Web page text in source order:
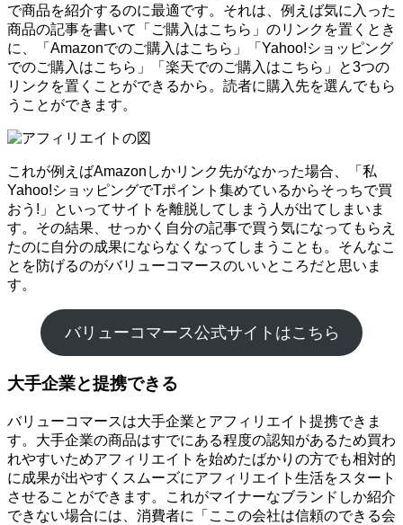
で商品を紹介するのに最適です。それは、例えば気に入った
商品の記事を書いて「ご購入はこちら」のリンクを置くとき
に、「Amazonでのご購入はこちら」「Yahoo!ショッピング
でのご購入はこちら」「楽天でのご購入はこちら」と3つの
リンクを置くことができるから。読者に購入先を選んでもら
うことができます。
これが例えばAmazonしかリンク先がなかった場合、「私
Yahoo!ショッピングでTポイント集めているからそっちで買
おう!」といってサイトを離脱してしまう人が出てしまいま
す。その結果、せっかく自分の記事で買う気になってもらえ
たのに自分の成果にならなくなってしまうことも。そんなこ
とを防げるのがバリューコマースのいいところだと思いま
す。
バリューコマース公式サイトはこちら
大手企業と提携できる
バリューコマースは大手企業とアフィリエイト提携できま
す。大手企業の商品はすでにある程度の認知があるため買わ
れやすいためアフィリエイトを始めたばかりの方でも相対的
に成果が出やすくスムーズにアフィリエイト生活をスタート
させることができます。これがマイナーなブランドしか紹介
できない場合には、消費者に「ここの会社は信頼のできる会